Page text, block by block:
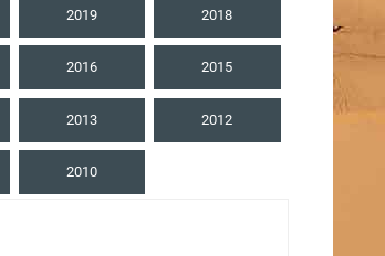
2019 2018
2016 2015
2013 2012
2010